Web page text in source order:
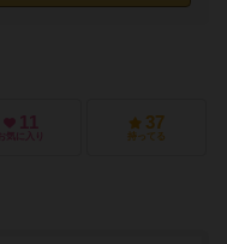
11
お気に入り
37
持ってる